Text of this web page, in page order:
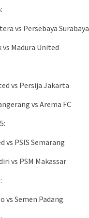
vs Persebaya Surabaya
vs Madura United
vs Persija Jakarta
vs Arema FC
vs PSIS Semarang
vs PSM Makassar
vs Semen Padang